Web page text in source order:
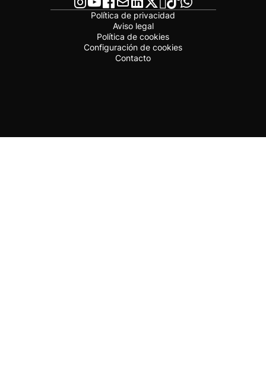
Política de privacidad
Aviso legal
Política de cookies
Configuración de cookies
Contacto